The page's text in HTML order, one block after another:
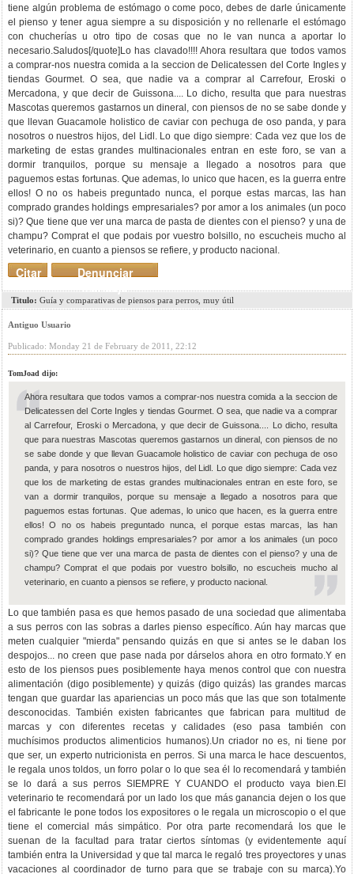
tiene algún problema de estómago o come poco, debes de darle únicamente
el pienso y tener agua siempre a su disposición y no rellenarle el estómago
con chucherías u otro tipo de cosas que no le van nunca a aportar lo
necesario.Saludos[/quote]Lo has clavado!!!! Ahora resultara que todos vamos
a comprar-nos nuestra comida a la seccion de Delicatessen del Corte Ingles y
tiendas Gourmet. O sea, que nadie va a comprar al Carrefour, Eroski o
Mercadona, y que decir de Guissona.... Lo dicho, resulta que para nuestras
Mascotas queremos gastarnos un dineral, con piensos de no se sabe donde y
que llevan Guacamole holistico de caviar con pechuga de oso panda, y para
nosotros o nuestros hijos, del Lidl. Lo que digo siempre: Cada vez que los de
marketing de estas grandes multinacionales entran en este foro, se van a
dormir tranquilos, porque su mensaje a llegado a nosotros para que
paguemos estas fortunas. Que ademas, lo unico que hacen, es la guerra entre
ellos! O no os habeis preguntado nunca, el porque estas marcas, las han
comprado grandes holdings empresariales? por amor a los animales (un poco
si)? Que tiene que ver una marca de pasta de dientes con el pienso? y una de
champu? Comprat el que podais por vuestro bolsillo, no escucheis mucho al
veterinario, en cuanto a piensos se refiere, y producto nacional.
Denunciar
mensaje
Citar
Titulo: Guía y comparativas de piensos para perros, muy útil
Antiguo Usuario
Publicado: Monday 21 de February de 2011, 22:12
TomJoad dijo:
Ahora resultara que todos vamos a comprar-nos nuestra comida a la seccion de
Delicatessen del Corte Ingles y tiendas Gourmet. O sea, que nadie va a comprar
al Carrefour, Eroski o Mercadona, y que decir de Guissona.... Lo dicho, resulta
que para nuestras Mascotas queremos gastarnos un dineral, con piensos de no
se sabe donde y que llevan Guacamole holistico de caviar con pechuga de oso
panda, y para nosotros o nuestros hijos, del Lidl. Lo que digo siempre: Cada vez
que los de marketing de estas grandes multinacionales entran en este foro, se
van a dormir tranquilos, porque su mensaje a llegado a nosotros para que
paguemos estas fortunas. Que ademas, lo unico que hacen, es la guerra entre
ellos! O no os habeis preguntado nunca, el porque estas marcas, las han
comprado grandes holdings empresariales? por amor a los animales (un poco
si)? Que tiene que ver una marca de pasta de dientes con el pienso? y una de
champu? Comprat el que podais por vuestro bolsillo, no escucheis mucho al
veterinario, en cuanto a piensos se refiere, y producto nacional.
Lo que también pasa es que hemos pasado de una sociedad que alimentaba
a sus perros con las sobras a darles pienso específico. Aún hay marcas que
meten cualquier "mierda" pensando quizás en que si antes se le daban los
despojos... no creen que pase nada por dárselos ahora en otro formato.Y en
esto de los piensos pues posiblemente haya menos control que con nuestra
alimentación (digo posiblemente) y quizás (digo quizás) las grandes marcas
tengan que guardar las apariencias un poco más que las que son totalmente
desconocidas. También existen fabricantes que fabrican para multitud de
marcas y con diferentes recetas y calidades (eso pasa también con
muchísimos productos alimenticios humanos).Un criador no es, ni tiene por
que ser, un experto nutricionista en perros. Si una marca le hace descuentos,
le regala unos toldos, un forro polar o lo que sea él lo recomendará y también
se lo dará a sus perros SIEMPRE Y CUANDO el producto vaya bien.El
veterinario te recomendará por un lado los que más ganancia dejen o los que
el fabricante le pone todos los expositores o le regala un microscopio o el que
tiene el comercial más simpático. Por otra parte recomendará los que le
suenan de la facultad para tratar ciertos síntomas (y evidentemente aquí
también entra la Universidad y que tal marca le regaló tres proyectores y unas
vacaciones al coordinador de turno para que se trabaje con su marca).Yo